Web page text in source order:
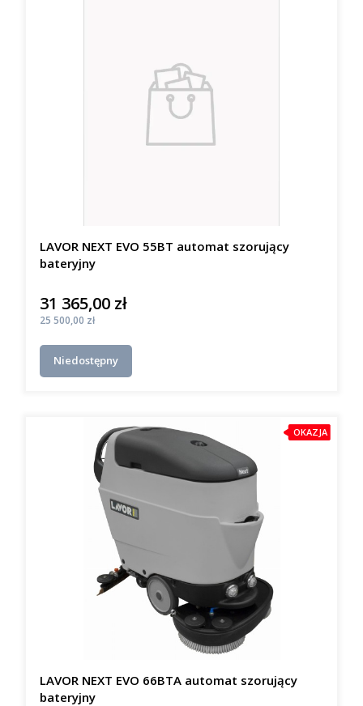
LAVOR NEXT EVO 55BT automat szorujący
bateryjny
Cena
31 365,00 zł
Cena
25 500,00 zł
Niedostępny
OKAZJA
LAVOR NEXT EVO 66BTA automat szorujący
bateryjny